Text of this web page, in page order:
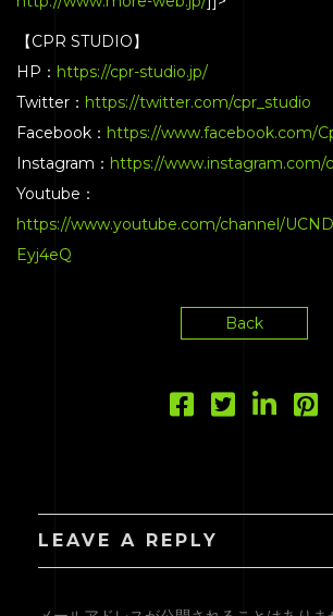
【CPR STUDIO】
HP： https://cpr-studio.jp/
Twitter： https://twitter.com/cpr_studio
Facebook： https://www.facebook.com/
Instagram： https://www.instagram.com/
Youtube：
https://www.youtube.com/channel/
Eyj4eQ
Back
LEAVE A REPLY